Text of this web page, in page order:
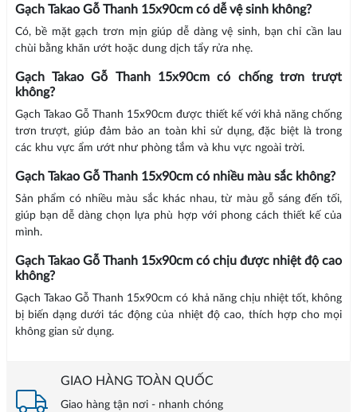
Gạch Takao Gỗ Thanh 15x90cm có dễ vệ sinh không?
Có, bề mặt gạch trơn mịn giúp dễ dàng vệ sinh, bạn chỉ cần lau
chùi bằng khăn ướt hoặc dung dịch tẩy rửa nhẹ.
Gạch Takao Gỗ Thanh 15x90cm có chống trơn trượt
không?
Gạch Takao Gỗ Thanh 15x90cm được thiết kế với khả năng chống
trơn trượt, giúp đảm bảo an toàn khi sử dụng, đặc biệt là trong
các khu vực ẩm ướt như phòng tắm và khu vực ngoài trời.
Gạch Takao Gỗ Thanh 15x90cm có nhiều màu sắc không?
Sản phẩm có nhiều màu sắc khác nhau, từ màu gỗ sáng đến tối,
giúp bạn dễ dàng chọn lựa phù hợp với phong cách thiết kế của
mình.
Gạch Takao Gỗ Thanh 15x90cm có chịu được nhiệt độ cao
không?
Gạch Takao Gỗ Thanh 15x90cm có khả năng chịu nhiệt tốt, không
bị biến dạng dưới tác động của nhiệt độ cao, thích hợp cho mọi
không gian sử dụng.
GIAO HÀNG TOÀN QUỐC
Giao hàng tận nơi - nhanh chóng